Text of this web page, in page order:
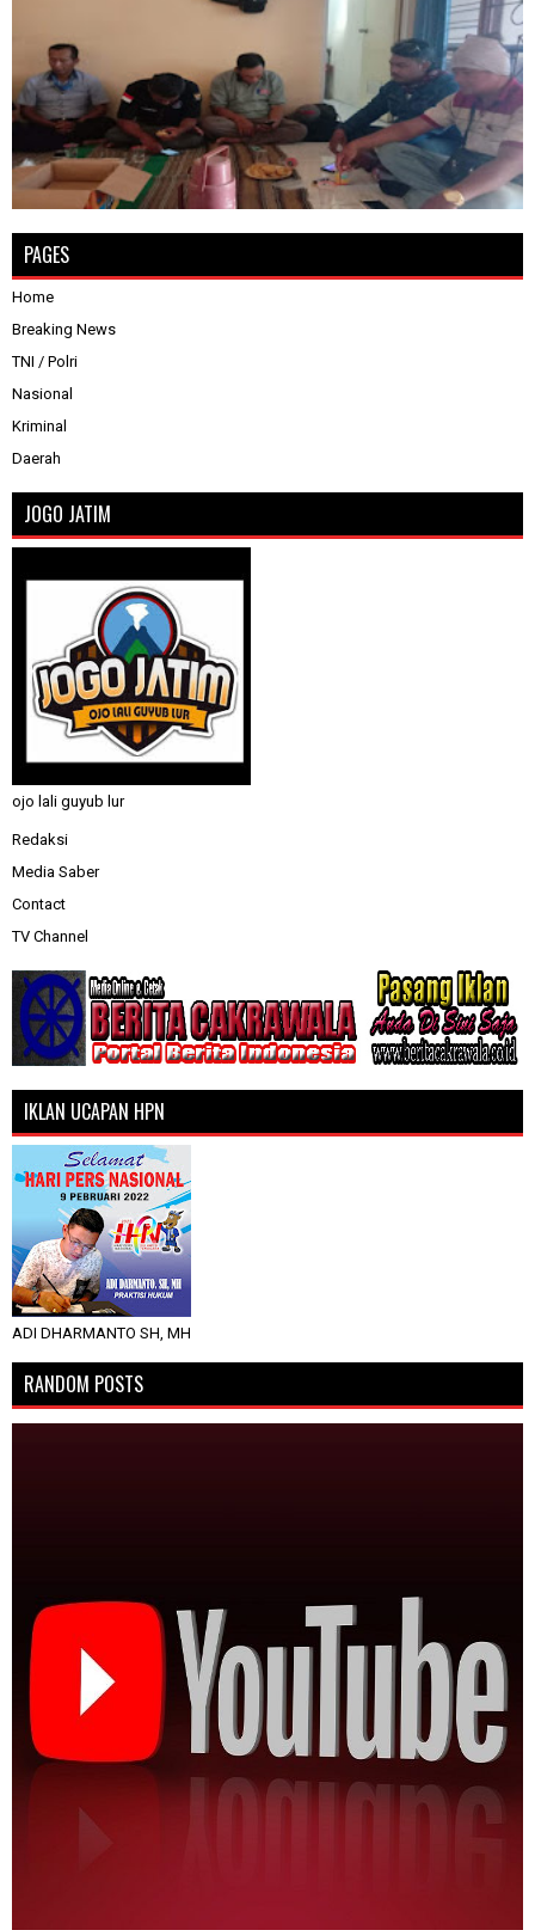
PAGES
Home
Breaking News
TNI / Polri
Nasional
Kriminal
Daerah
JOGO JATIM
ojo lali guyub lur
Redaksi
Media Saber
Contact
TV Channel
IKLAN UCAPAN HPN
ADI DHARMANTO SH, MH
RANDOM POSTS